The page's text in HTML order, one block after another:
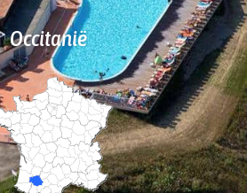
Occitanië